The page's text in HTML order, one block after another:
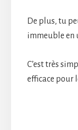
De plus, tu
immeuble en
C’est très
efficace pour